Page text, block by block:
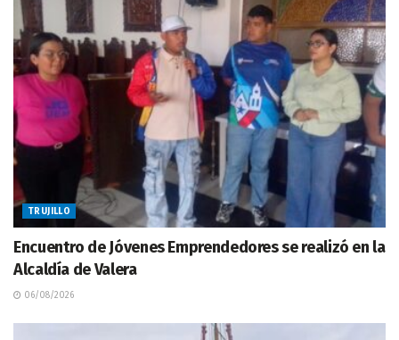
TRUJILLO
Encuentro de Jóvenes Emprendedores se realizó en la
Alcaldía de Valera
06/08/2026